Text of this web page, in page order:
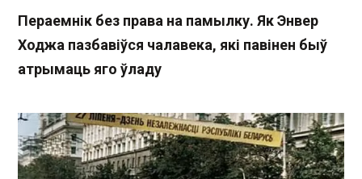
Пераемнік без права на памылку. Як Энвер
Ходжа пазбавіўся чалавека, які павінен быў
атрымаць яго ўладу